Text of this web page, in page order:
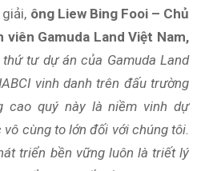
ông Liew Bing Fooi – Chủ
Gamuda Land Việt Nam,
thứtư dự án của Gamuda Land
vinh danh trên đấu trường
cao quý này là niềm vinh dự
cùng to lớn đối với chúng tôi.
triển bền vững luôn là triết lý